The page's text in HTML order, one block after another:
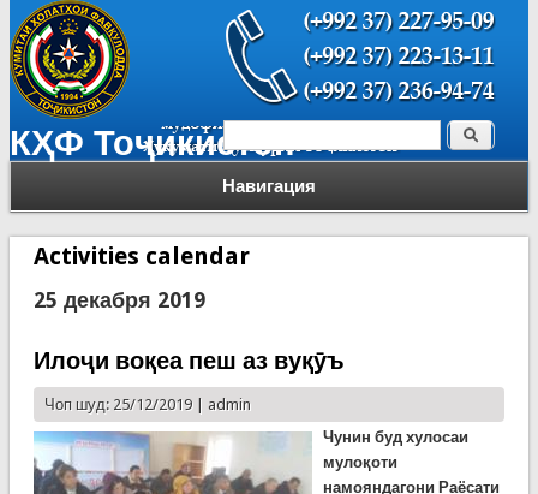
КҲФ Тоҷикистон
Навигация
Форма поиска Поиск
Activities calendar
25 декабря 2019
Илоҷи воқеа пеш аз вуқӯъ
Чоп шуд: 25/12/2019 | admin
Чунин буд хулосаи
мулоқоти
намояндагони Раёсати